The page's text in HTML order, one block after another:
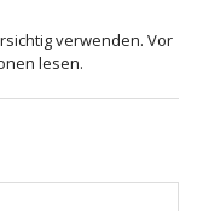
verwenden. Vor
lesen.